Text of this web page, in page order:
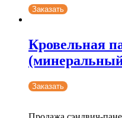
Заказать
Кровельная
Заказать